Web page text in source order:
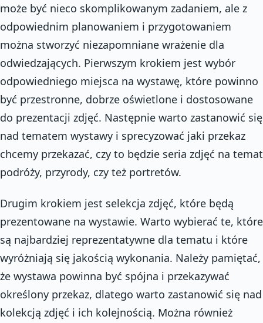
może być nieco skomplikowanym zadaniem, ale z
odpowiednim planowaniem i przygotowaniem
można stworzyć niezapomniane wrażenie dla
odwiedzających. Pierwszym krokiem jest wybór
odpowiedniego miejsca na wystawę, które powinno
być przestronne, dobrze oświetlone i dostosowane
do prezentacji zdjęć. Następnie warto zastanowić się
nad tematem wystawy i sprecyzować jaki przekaz
chcemy przekazać, czy to będzie seria zdjęć na temat
podróży, przyrody, czy też portretów.
Drugim krokiem jest selekcja zdjęć, które będą
prezentowane na wystawie. Warto wybierać te, które
są najbardziej reprezentatywne dla tematu i które
wyróżniają się jakością wykonania. Należy pamiętać,
że wystawa powinna być spójna i przekazywać
określony przekaz, dlatego warto zastanowić się nad
kolekcją zdjęć i ich kolejnością. Można również